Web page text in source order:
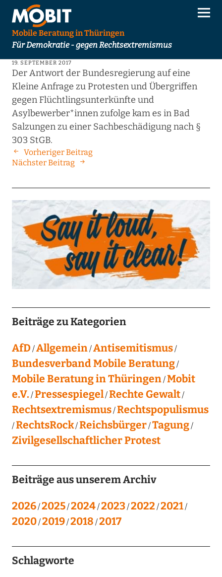
Mobile Beratung in Thüringen
Für Demokratie - gegen Rechtsextremismus
19. SEPTEMBER 2017
Der Antwort der Bundesregierung auf eine
Kleine Anfrage zu Protesten und Übergriffen
gegen Flüchtlingsunterkünfte und
Asylbewerber*innen zufolge kam es in Bad
Salzungen zu einer Sachbeschädigung nach §
303 StGB.
Vorheriger Beitrag
Nächster Beitrag
Beiträge zu Kategorien
AfD Allgemein Antisemitismus
Bundesverband Mobile Beratung
Mobile Beratung in Thüringen Mobit
e.V. Pressespiegel Rechte Gewalt
Rechtsextremismus Rechtspopulismus
RechtsRock Reichsbürger Tagung
Zivilgesellschaftlicher Protest
Beiträge aus unserem Archiv
2026 2025 2024 2023 2022 2021
2020 2019 2018 2017
Schlagworte